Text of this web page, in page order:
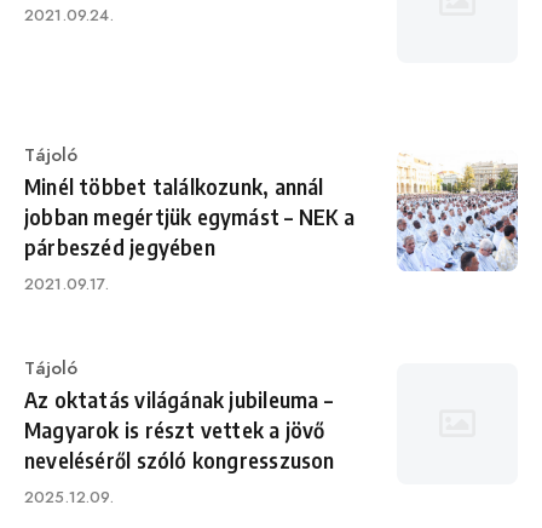
Published
2021.09.24.
Category
Tájoló
Minél többet találkozunk, annál
jobban megértjük egymást – NEK a
párbeszéd jegyében
Published
2021.09.17.
Category
Tájoló
Az oktatás világának jubileuma –
Magyarok is részt vettek a jövő
neveléséről szóló kongresszuson
Published
2025.12.09.